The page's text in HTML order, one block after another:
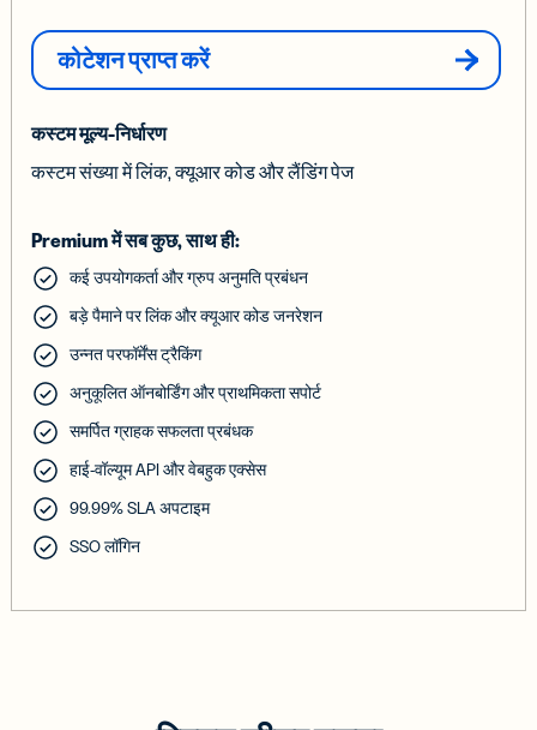
कोटेशन प्राप्त करें
कस्टम मूल्य-निर्धारण
कस्टम संख्या में लिंक, क्यूआर कोड और लैंडिंग पेज
Premium में सब कुछ, साथ ही:
कई उपयोगकर्ता और ग्रुप अनुमति प्रबंधन
बड़े पैमाने पर लिंक और क्यूआर कोड जनरेशन
उन्नत परफॉर्मेंस ट्रैकिंग
अनुकूलित ऑनबोर्डिंग और प्राथमिकता सपोर्ट
समर्पित ग्राहक सफलता प्रबंधक
हाई-वॉल्यूम API और वेबहुक एक्सेस
99.99% SLA अपटाइम
SSO लॉगिन